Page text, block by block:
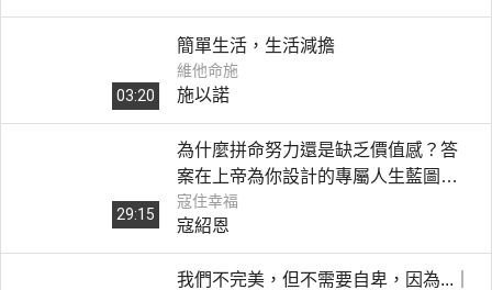
03:20
簡單生活，生活減擔
維他命施
施以諾
29:15
為什麼拼命努力還是缺乏價值感？答
案在上帝為你設計的專屬人生藍圖｜
《寇住幸福》第4集｜ 看見自己的價值
寇住幸福
寇紹恩
我們不完美，但不需要自卑，因為...｜